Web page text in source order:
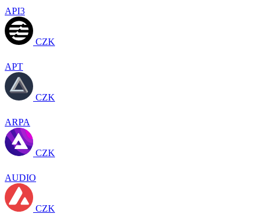
API3
CZK
APT
CZK
ARPA
CZK
AUDIO
CZK